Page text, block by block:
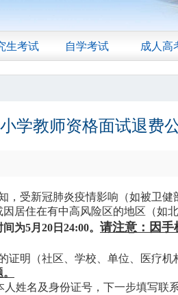
生考试 自学考试 成人高
学教师资格面试退费
受新冠肺炎疫情影响（如被卫健
居住在有中高风险区的地区（如
为5月20日24:00。 请注意：因手
明（社区、学校、单位、医疗机
人姓名及身份证号，下一步填写联